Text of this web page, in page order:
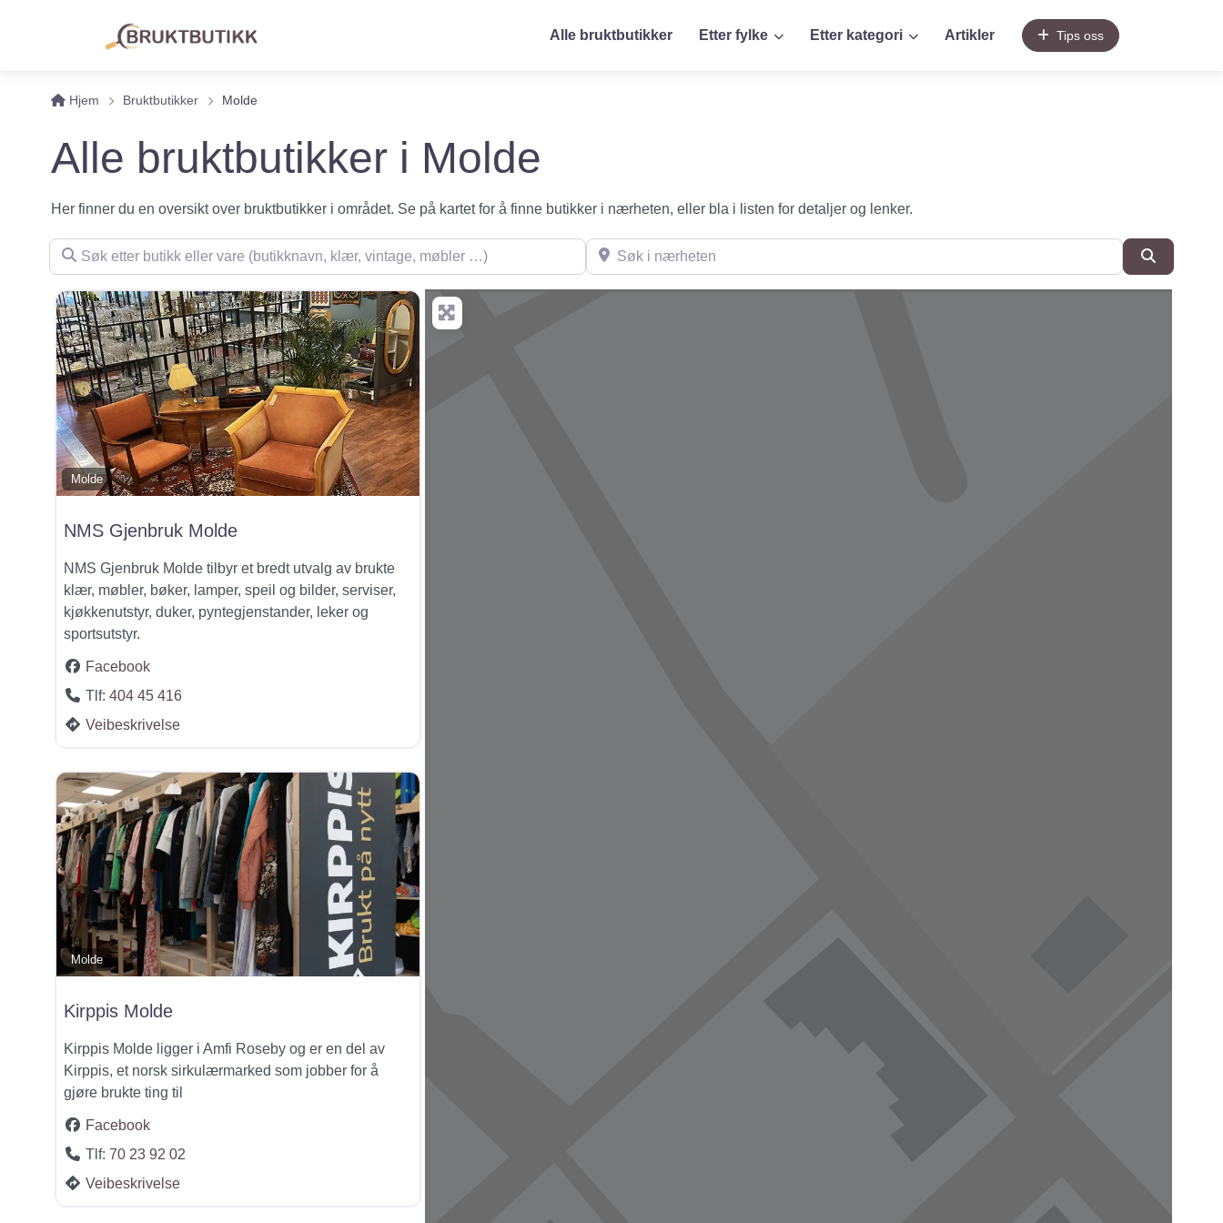
Alle bruktbutikker Etter fylke Etter kategori Artikler Tips oss
Hjem Bruktbutikker Molde
Alle bruktbutikker i Molde
Her finner du en oversikt over bruktbutikker i området. Se på kartet for å finne butikker i nærheten, eller bla i listen for detaljer og lenker.
Søk etter butikk eller vare (butikknavn, klær, vintage, møbler …) Søk i nærheten
Molde
NMS Gjenbruk Molde
NMS Gjenbruk Molde tilbyr et bredt utvalg av brukte
klær, møbler, bøker, lamper, speil og bilder, serviser,
kjøkkenutstyr, duker, pyntegjenstander, leker og
sportsutstyr.
Facebook
Tlf: 404 45 416
Veibeskrivelse
Molde
Kirppis Molde
Kirppis Molde ligger i Amfi Roseby og er en del av
Kirppis, et norsk sirkulærmarked som jobber for å
gjøre brukte ting til
Facebook
Tlf: 70 23 92 02
Veibeskrivelse